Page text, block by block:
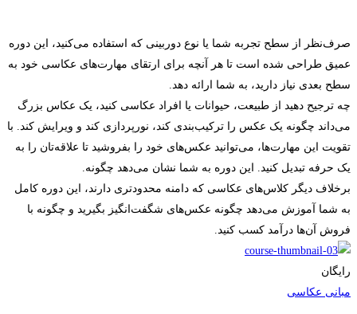
صرف‌نظر از سطح تجربه شما یا نوع دوربینی که استفاده می‌کنید، این دوره
عمیق طراحی شده است تا هر آنچه برای ارتقای مهارت‌های عکاسی خود به
سطح بعدی نیاز دارید، به شما ارائه دهد.
چه ترجیح دهید از طبیعت، حیوانات یا افراد عکاسی کنید، یک عکاس بزرگ
می‌داند چگونه یک عکس را ترکیب‌بندی کند، نورپردازی کند و ویرایش کند. با
تقویت این مهارت‌ها، می‌توانید عکس‌های خود را بفروشید تا علاقه‌تان را به
یک حرفه تبدیل کنید. این دوره به شما نشان می‌دهد چگونه.
برخلاف دیگر کلاس‌های عکاسی که دامنه محدودتری دارند، این دوره کامل
به شما آموزش می‌دهد چگونه عکس‌های شگفت‌انگیز بگیرید و چگونه با
فروش آن‌ها درآمد کسب کنید.
رایگان
مبانی عکاسی